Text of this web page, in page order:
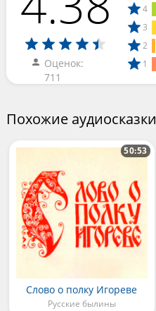
Оценок:
711
4
3
2
1
Похожие аудиосказки
Слово о полку Игореве
Русские былины
50:53